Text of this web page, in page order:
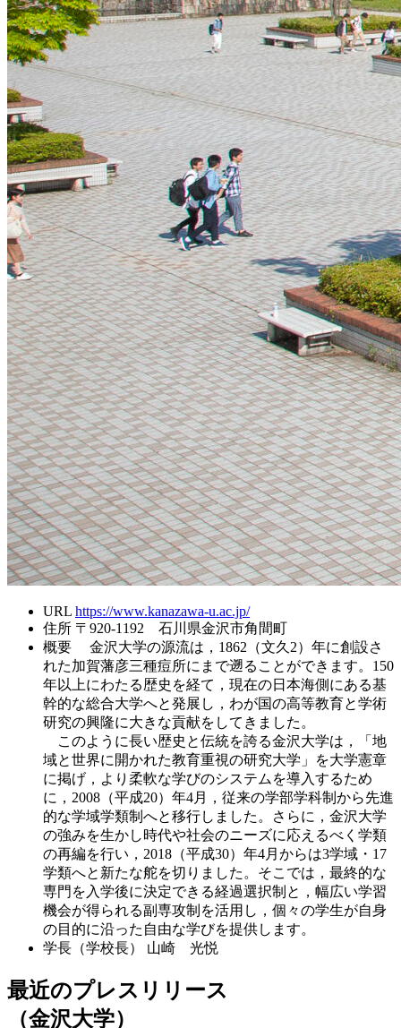
URL https://www.kanazawa-u.ac.jp/
住所 〒920-1192 石川県金沢市角間町
概要
金沢大学の源流は，1862（文久2）年に創設さ
れた加賀藩彦三種痘所にまで遡ることができます。150
年以上にわたる歴史を経て，現在の日本海側にある基
幹的な総合大学へと発展し，わが国の高等教育と学術
研究の興隆に大きな貢献をしてきました。
このように長い歴史と伝統を誇る金沢大学は，「地
域と世界に開かれた教育重視の研究大学」を大学憲章
に掲げ，より柔軟な学びのシステムを導入するため
に，2008（平成20）年4月，従来の学部学科制から先進
的な学域学類制へと移行しました。さらに，金沢大学
の強みを生かし時代や社会のニーズに応えるべく学類
の再編を行い，2018（平成30）年4月からは3学域・17
学類へと新たな舵を切りました。そこでは，最終的な
専門を入学後に決定できる経過選択制と，幅広い学習
機会が得られる副専攻制を活用し，個々の学生が自身
の目的に沿った自由な学びを提供します。
学長（学校長）
山崎 光悦
最近のプレスリリース
（金沢大学）